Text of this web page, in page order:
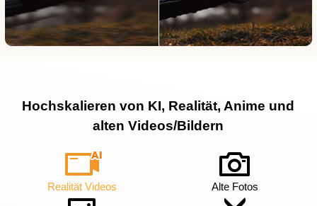
Hochskalieren von KI, Realität, Anime und
alten Videos/Bildern
Realität Videos Alte Fotos